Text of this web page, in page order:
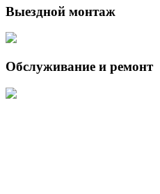
Выездной монтаж
Обслуживание и ремонт